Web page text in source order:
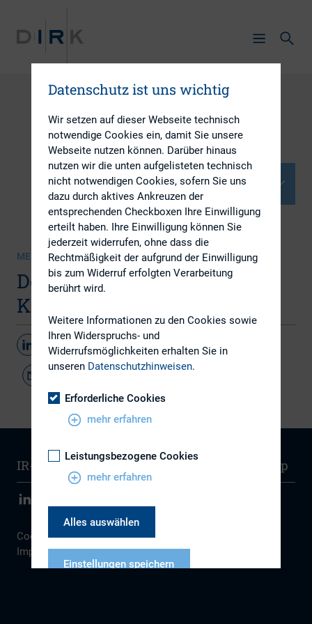
Dokumente
MEDIENSAMMLUNG | 18.11.2020
Dokumente zur 22. DIRK-
Konferenz
Teilen
IR-Wissen Kontakt Newsletter Sitemap
Cookie Einstellungen | Datenschutz
Impressum
Datenschutz ist uns wichtig
Wir setzen auf dieser Webseite technisch
notwendige Cookies ein, damit Sie unsere
Webseite nutzen können. Darüber hinaus
nutzen wir die unten aufgelisteten technisch
nicht notwendigen Cookies, sofern Sie uns
dazu durch aktives Ankreuzen der
entsprechenden Checkboxen Ihre Einwilligung
erteilt haben. Ihre Einwilligung können Sie
jederzeit widerrufen, ohne dass die
Rechtmäßigkeit der aufgrund der Einwilligung
bis zum Widerruf erfolgten Verarbeitung
berührt wird.
Weitere Informationen zu den Cookies sowie
Ihren Widerspruchs- und
Widerrufsmöglichkeiten erhalten Sie in
unseren Datenschutzhinweisen.
Erforderliche Cookies
mehr erfahren
Leistungsbezogene Cookies
mehr erfahren
Alles auswählen
Einstellungen speichern